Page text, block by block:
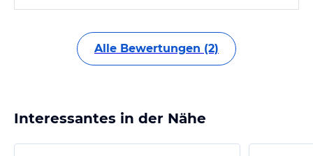
Alle Bewertungen (2)
Interessantes in der Nähe